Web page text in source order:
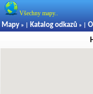
Všechny mapy..
Mapy » | Katalog odkazů » |